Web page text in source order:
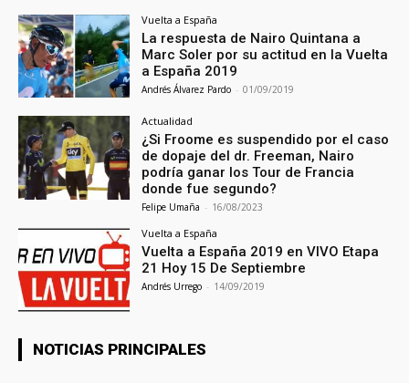
Vuelta a España
La respuesta de Nairo Quintana a
Marc Soler por su actitud en la Vuelta
a España 2019
Andrés Álvarez Pardo - 01/09/2019
Actualidad
¿Si Froome es suspendido por el caso
de dopaje del dr. Freeman, Nairo
podría ganar los Tour de Francia
donde fue segundo?
Felipe Umaña - 16/08/2023
Vuelta a España
Vuelta a España 2019 en VIVO Etapa
21 Hoy 15 De Septiembre
Andrés Urrego - 14/09/2019
NOTICIAS PRINCIPALES